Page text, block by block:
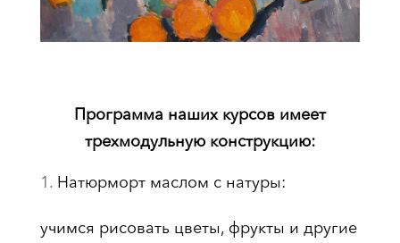
Программа наших курсов имеет
трехмодульную конструкцию:
Натюрморт маслом с натуры:
учимся рисовать цветы, фрукты и другие